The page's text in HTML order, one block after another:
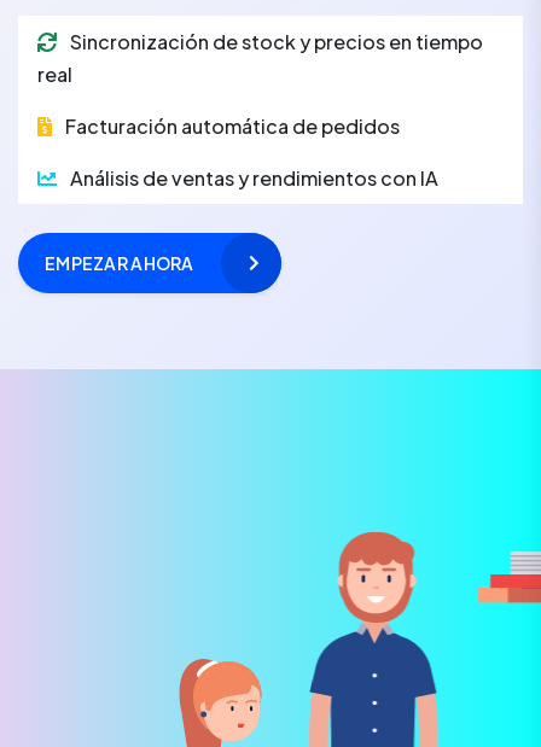
Sincronización de stock y precios en tiempo
real
Facturación automática de pedidos
Análisis de ventas y rendimientos con IA
EMPEZAR AHORA